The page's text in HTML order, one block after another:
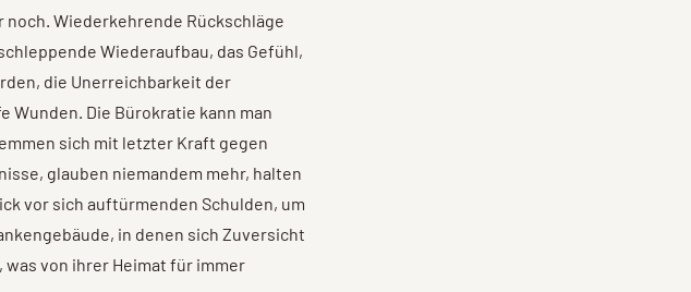
Wiederkehrende Rückschläge
Wiederaufbau, das Gefühl,
die Unerreichbarkeit der
Die Bürokratie kann man
sich mit letzter Kraft gegen
glauben niemandem mehr, halten
vor sich auftürmenden Schulden, um
in denen sich Zuversicht
von ihrer Heimat für immer